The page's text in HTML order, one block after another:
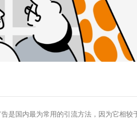
国内最为常用的引流方法，因为它相较